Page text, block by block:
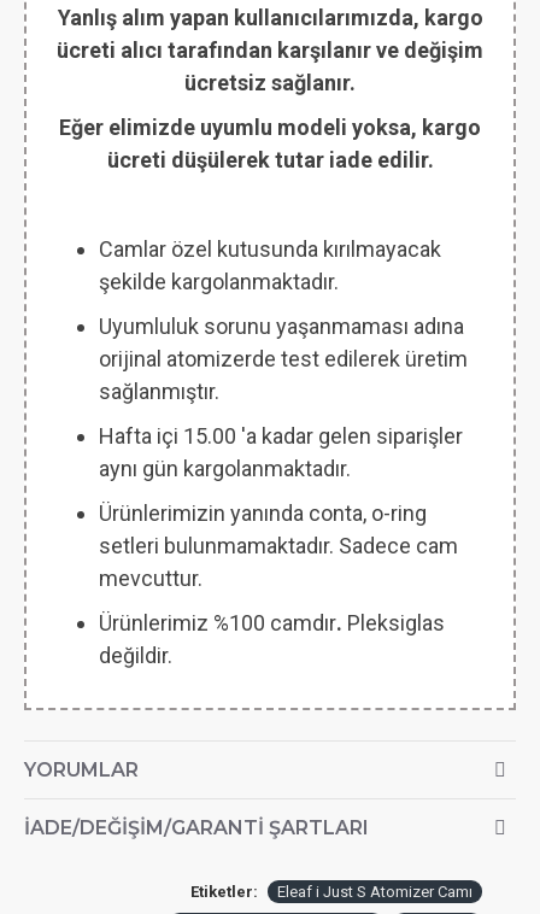
Yanlış alım yapan kullanıcılarımızda, kargo
ücreti alıcı tarafından karşılanır ve değişim
ücretsiz sağlanır.
Eğer elimizde uyumlu modeli yoksa, kargo
ücreti düşülerek tutar iade edilir.
Camlar özel kutusunda kırılmayacak
şekilde kargolanmaktadır.
Uyumluluk sorunu yaşanmaması adına
orijinal atomizerde test edilerek üretim
sağlanmıştır.
Hafta içi 15.00 'a kadar gelen siparişler
aynı gün kargolanmaktadır.
Ürünlerimizin yanında conta, o-ring
setleri bulunmamaktadır. Sadece cam
mevcuttur.
Ürünlerimiz %100 camdır. Pleksiglas
değildir.
YORUMLAR
İADE/DEĞIŞIM/GARANTI ŞARTLARI
Etiketler:
Eleaf i Just S Atomizer Camı